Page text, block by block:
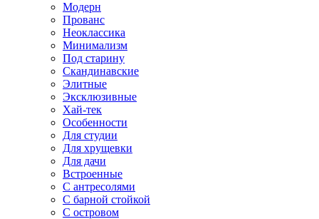
Модерн
Прованс
Неоклассика
Минимализм
Под старину
Скандинавские
Элитные
Эксклюзивные
Хай-тек
Особенности
Для студии
Для хрущевки
Для дачи
Встроенные
С антресолями
С барной стойкой
С островом